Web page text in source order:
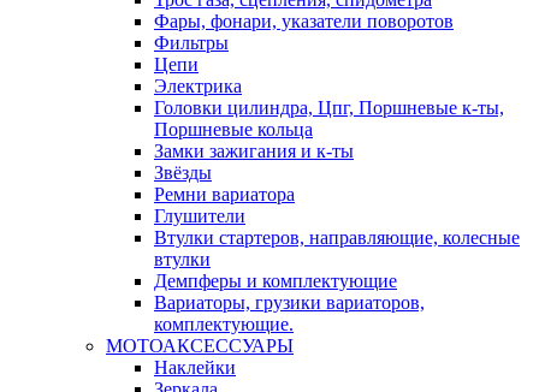
Фары, фонари, указатели поворотов
Фильтры
Цепи
Электрика
Головки цилиндра, Цпг, Поршневые к-ты,
Поршневые кольца
Замки зажигания и к-ты
Звёзды
Ремни вариатора
Глушители
Втулки стартеров, направляющие, колесные
втулки
Демпферы и комплектующие
Вариаторы, грузики вариаторов,
комплектующие.
МОТОАКСЕССУАРЫ
Наклейки